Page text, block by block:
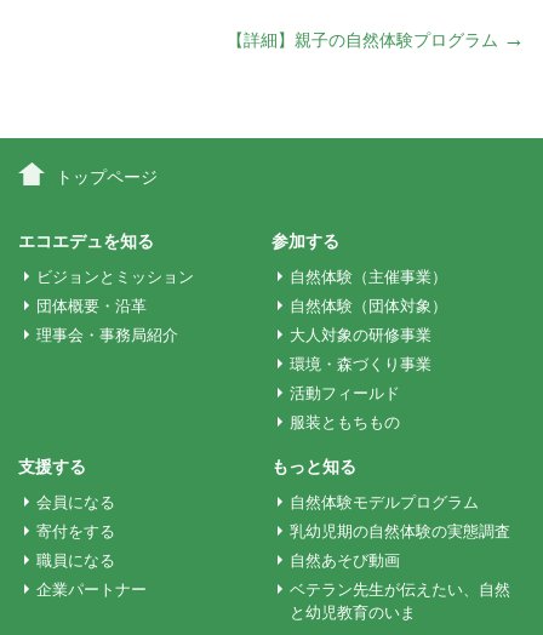
ビ
ゲ
ー
ョ
ン
【詳細】親子の自然体験プログラム →
トップページ
エコエデュを知る
ビジョンとミッション
団体概要・沿革
理事会・事務局紹介
参加する
自然体験（主催事業）
自然体験（団体対象）
大人対象の研修事業
環境・森づくり事業
活動フィールド
服装ともちもの
支援する
会員になる
寄付をする
職員になる
企業パートナー
もっと知る
自然体験モデルプログラム
乳幼児期の自然体験の実態調査
自然あそび動画
ベテラン先生が伝えたい、自然
と幼児教育のいま